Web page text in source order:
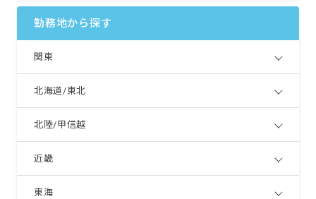
勤務地から探す
関東
北海道/東北
北陸/甲信越
近畿
東海